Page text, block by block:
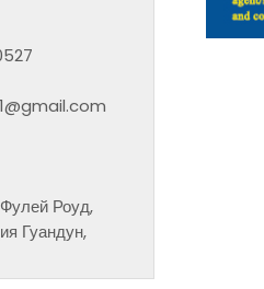
Роуд,
Гуандун,